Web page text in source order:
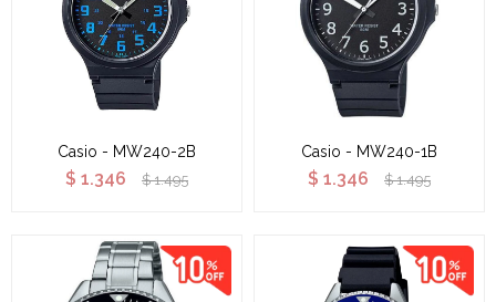
Casio - MW240-2B
$ 1.346 $ 1.495
Casio - MW240-1B
$ 1.346 $ 1.495